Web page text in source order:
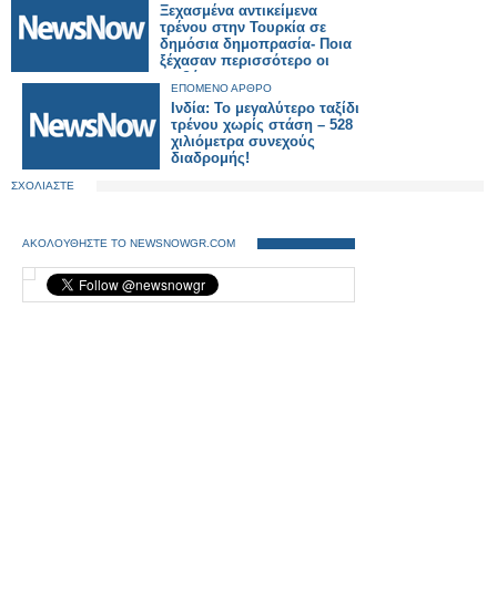
Ξεχασμένα αντικείμενα
τρένου στην Τουρκία σε
δημόσια δημοπρασία- Ποια
ξέχασαν περισσότερο οι
επιβάτες.
ΕΠΟΜΕΝΟ ΑΡΘΡΟ
Ινδία: Το μεγαλύτερο ταξίδι
τρένου χωρίς στάση – 528
χιλιόμετρα συνεχούς
διαδρομής!
ΣΧΟΛΙΑΣΤΕ
ΑΚΟΛΟΥΘΗΣΤΕ ΤΟ NEWSNOWGR.COM